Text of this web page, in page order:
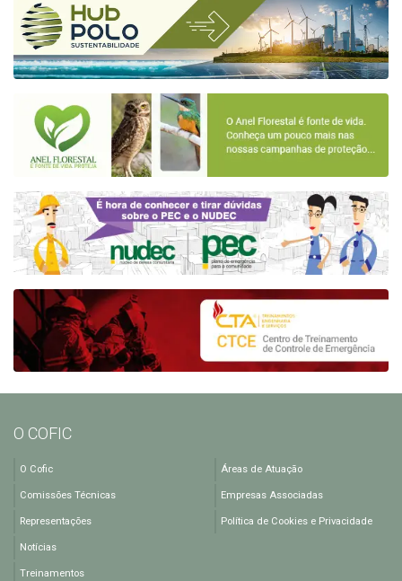
O COFIC
O Cofic
Comissões Técnicas
Representações
Áreas de Atuação
Empresas Associadas
Política de Cookies e Privacidade
Notícias
Treinamentos